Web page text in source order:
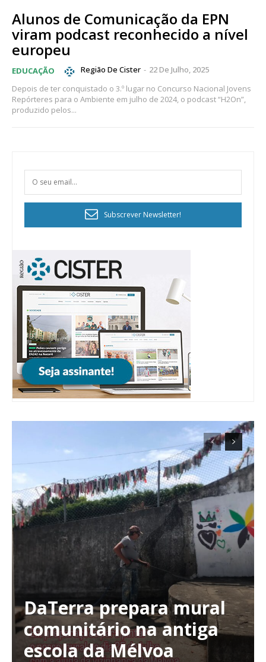
Planos de Assinatura
Faça-se assinante do Região de Cister e ajude-nos a manter este serviço
Alunos de Comunicação da EPN
viram podcast reconhecido a nível
europeu
EDUCAÇÃO Região De Cister - 22 De Julho, 2025
Depois de ter conquistado o 3.º lugar no Concurso Nacional Jovens
Repórteres para o Ambiente em julho de 2024, o podcast “H2On”,
produzido pelos...
Subscrever Newsletter!
DaTerra prepara mural
comunitário na antiga
escola da Mélvoa